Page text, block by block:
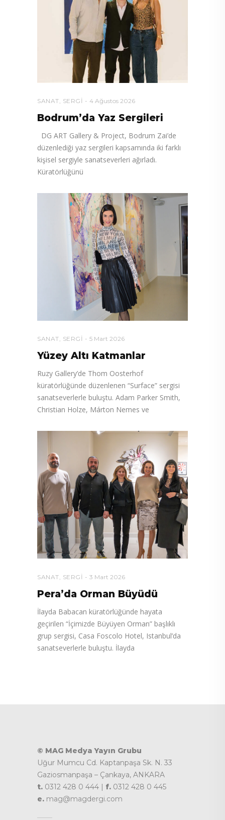
SANAT, SERGI 4 Ağustos 2026
Bodrum’da Yaz Sergileri
DG ART Gallery & Project, Bodrum Zai’de
düzenlediği yaz sergileri kapsamında iki farklı
kişisel sergiyle sanatseverleri ağırladı.
Küratörlüğünü
SANAT, SERGI 5 Mart 2026
Yüzey Altı Katmanlar
Ruzy Gallery’de Thom Oosterhof
küratörlüğünde düzenlenen “Surface” sergisi
sanatseverlerle buluştu. Adam Parker Smith,
Christian Holze, Márton Nemes ve
SANAT SERGI 3 Mart 2026
Pera’da Orman Büyüdü
İlayda Babacan küratörlüğünde hayata
geçirilen “İçimizde Büyüyen Orman” başlıklı
grup sergisi, Casa Foscolo Hotel, Istanbul’da
sanatseverlerle buluştu. İlayda
© MAG Medya Yayın Grubu
Uğur Mumcu Cd. Kaptanpaşa Sk. N. 33
Gaziosmanpaşa – Çankaya, ANKARA
t. 0312 428 0 444 | f. 0312 428 0 445
e. mag@magdergi.com